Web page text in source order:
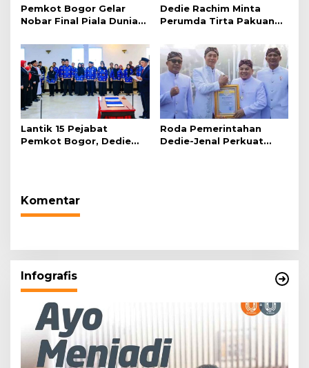
Pemkot Bogor Gelar
Nobar Final Piala Dunia
Dedie Rachim Minta
Perumda Tirta Pakuan
Warga Terdampak
Kekeringan
Lantik 15 Pejabat
Pemkot Bogor, Dedie
Roda Pemerintahan
Dedie-Jenal Perkuat
Komentar
Infografis